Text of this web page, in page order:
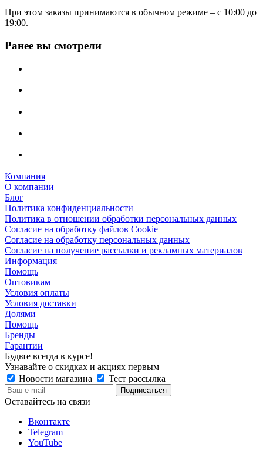
При этом заказы принимаются в обычном режиме – с 10:00 до
19:00.
Ранее вы смотрели
Компания
О компании
Блог
Политика конфиденциальности
Политика в отношении обработки персональных данных
Согласие на обработку файлов Cookie
Согласие на обработку персональных данных
Согласие на получение рассылки и рекламных материалов
Информация
Помощь
Оптовикам
Условия оплаты
Условия доставки
Долями
Помощь
Бренды
Гарантии
Будьте всегда в курсе!
Узнавайте о скидках и акциях первым
Новости магазина
Тест рассылка
Оставайтесь на связи
Вконтакте
Telegram
YouTube